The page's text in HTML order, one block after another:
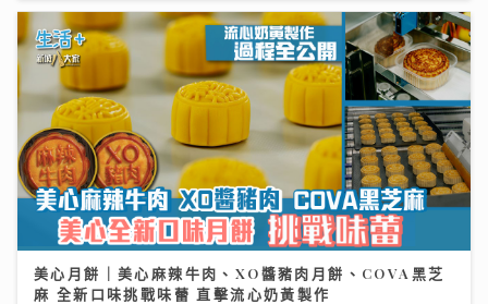
美心月餅｜美心麻辣牛肉、XO醬豬肉月餅、COVA黑芝
麻 全新口味挑戰味蕾 直擊流心奶黃製作